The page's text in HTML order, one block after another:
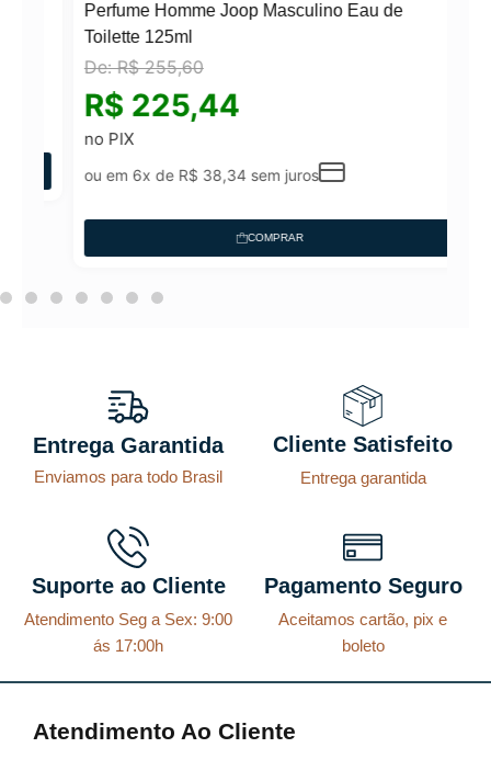
Perfume Homme Joop Masculino Eau de
Toilette 125ml
De:R$255,60
R$225,44
no PIX
ou em 6x de R$ 38,34sem juros
COMPRAR
Entrega Garantida
Enviamos para todo Brasil
Cliente Satisfeito
Entrega garantida
Suporte ao Cliente
Atendimento Seg a Sex: 9:00
ás 17:00h
Pagamento Seguro
Aceitamos cartão, pix e
boleto
Atendimento Ao Cliente